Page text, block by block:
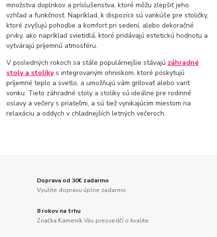
množstva doplnkov a príslušenstva, ktoré môžu zlepšiť jeho
vzhľad a funkčnosť. Napríklad, k dispozícii sú vankúše pre stoličky,
ktoré zvyšujú pohodlie a komfort pri sedení, alebo dekoračné
prvky, ako napríklad svietidlá, ktoré pridávajú estetickú hodnotu a
vytvárajú príjemnú atmosféru.
V posledných rokoch sa stále populárnejšie stávajú záhradné
stoly a stolíkys integrovaným ohniskom, ktoré poskytujú
príjemné teplo a svetlo, a umožňujú vám grilovať alebo variť
vonku. Tieto záhradné stoly a stolíky sú ideálne pre rodinné
oslavy a večery s priateľmi, a sú tiež vynikajúcim miestom na
relaxáciu a oddych v chladnejších letných večeroch.
Doprava od 30€ zadarmo
Využite dopravu úplne zadarmo
8 rokov na trhu
Značka Kameník Vás presvedčí o kvalite